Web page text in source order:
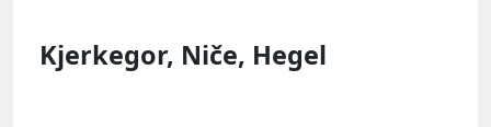
Kjerkegor, Niče, Hegel